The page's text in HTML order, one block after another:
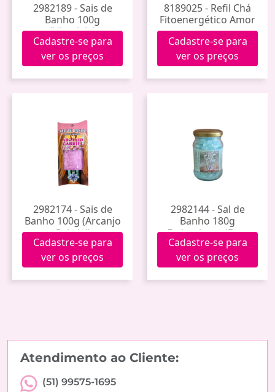
2982189 - Sais de
Banho 100g
(Himalaia)
Cadastre-se para
ver os preços
8189025 - Refil Chá
Fitoenergético Amor
Cadastre-se para
ver os preços
2982174 - Sais de
Banho 100g (Arcanjo
Gabriel)
Cadastre-se para
ver os preços
2982144 - Sal de
Banho 180g
Estimulante (Erva
Doce)
Cadastre-se para
ver os preços
Atendimento ao Cliente:
(51) 99575-1695